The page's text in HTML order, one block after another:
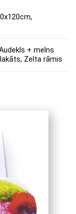
+ melns
Zelta rāmis